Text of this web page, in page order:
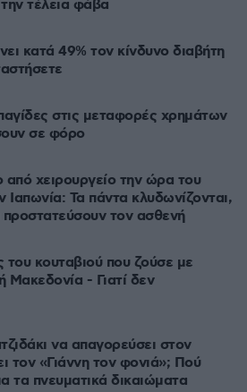
τέλεια φάβα
κατά 49% τον κίνδυνο διαβήτη
στις μεταφορές χρημάτων
σε φόρο
από χειρουργείο την ώρα του
Ιαπωνία: Τα πάντα κλυδωνίζονται,
τον ασθενή
του κουταβιού που ζούσε με
Μακεδονία - Γιατί δεν
να απαγορεύσει στον
τον «Γιάννη τον φονιά»; Πού
τα πνευματικά δικαιώματα